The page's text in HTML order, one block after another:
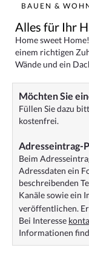
BAUEN &
Alles für Ihr
Home sweet
einem richtigen
Wände und ein
Möchten Sie
Füllen Sie dazu
kostenfrei.
Adresseintrag-
Beim
Adressdaten ein
beschreibenden
Kanäle sowie ein
veröffentlichen.
Bei Interesse
Informationen